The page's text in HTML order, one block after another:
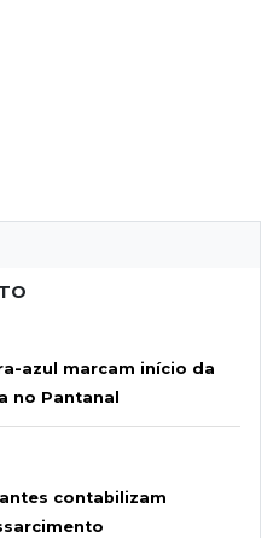
azul marcam início da
no Pantanal
contabilizam